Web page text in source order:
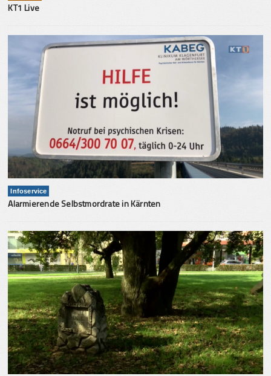
KT1 Live
Infoservice
Alarmierende Selbstmordrate in Kärnten